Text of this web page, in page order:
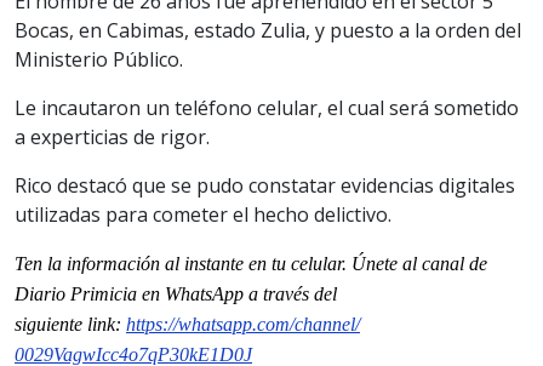
Bocas, en Cabimas, estado Zulia, y puesto a la orden del
Ministerio Público.
Le incautaron un teléfono celular, el cual será sometido
a experticias de rigor.
Rico destacó que se pudo constatar evidencias digitales
utilizadas para cometer el hecho delictivo.
Ten la información al instante en tu celular. Únete al canal de
Diario Primicia en WhatsApp a través del
siguiente link: https://whatsapp.com/channel/
0029VagwIcc4o7qP30kE1D0J